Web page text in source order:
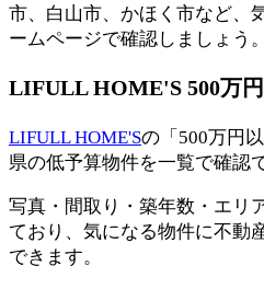
市、白山市、かほく市など、
ームページで確認しましょう。
LIFULL HOME'S 500万
LIFULL HOME'Sの「500万円
県の低予算物件を一覧で確認
写真・間取り・築年数・エリ
ており、気になる物件に不動
できます。